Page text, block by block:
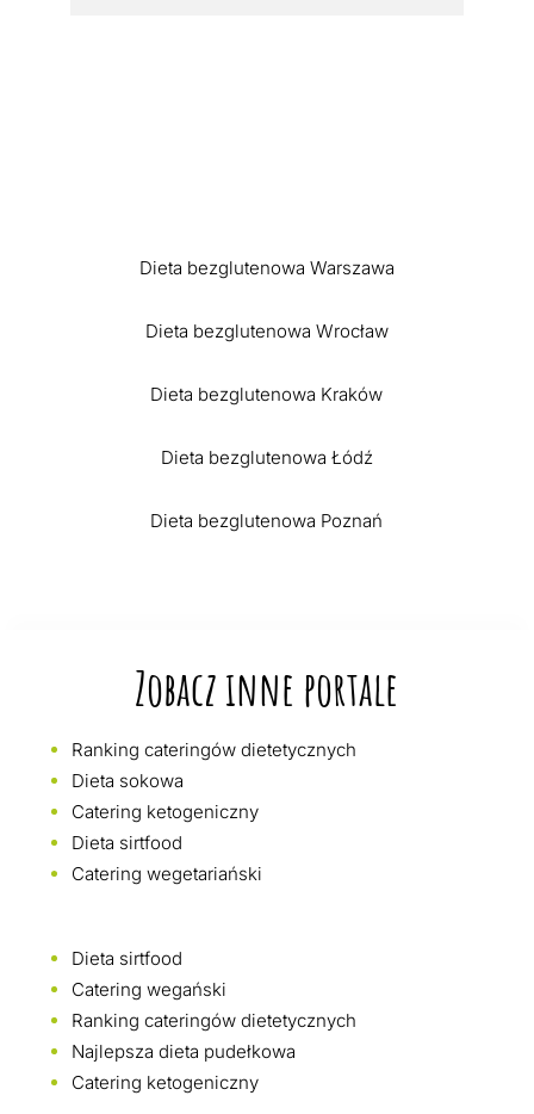
Dieta bezglutenowa Warszawa
Dieta bezglutenowa Wrocław
Dieta bezglutenowa Kraków
Dieta bezglutenowa Łódź
Dieta bezglutenowa Poznań
Zobacz inne portale
Ranking cateringów dietetycznych
Dieta sokowa
Catering ketogeniczny
Dieta sirtfood
Catering wegetariański
Dieta sirtfood
Catering wegański
Ranking cateringów dietetycznych
Najlepsza dieta pudełkowa
Catering ketogeniczny